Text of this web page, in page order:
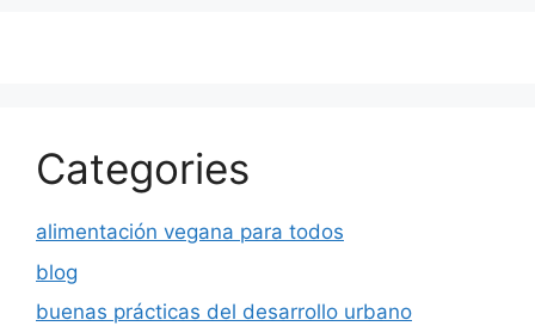
Categories
alimentación vegana para todos
blog
buenas prácticas del desarrollo urbano